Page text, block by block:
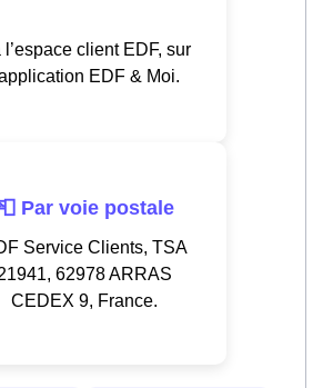
l’espace client EDF, sur
EDF & Moi.
Par voie postale
Service Clients, TSA
62978 ARRAS
CEDEX 9, France.